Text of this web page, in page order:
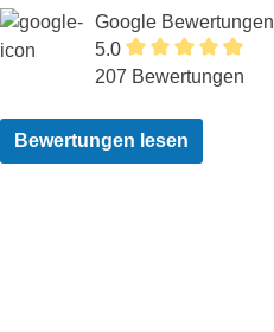
Google Bewertungen
5.0
207 Bewertungen
Bewertungen lesen